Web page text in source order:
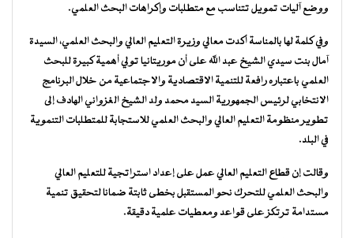
ووضع آليات تمويل تتناسب مع متطلبات وإكراهات البحث العلمي.
وفي كلمة لها بالمناسة أكدت معالي وزيرة التعليم العالي والبحث العلمي، السيدة
آمال بنت سيدي الشيخ عبد الله على أن موريتانيا تولي أهمية كبيرة للبحث
العلمي باعتباره رافعة للتنمية الاقتصادية والاجتماعية من خلال البرنامج
الانتخابي لرئيس الجمهورية السيد محمد ولد الشيخ الغزواني الهادف إلى
تطوير منظومة التعليم العالي والبحث العلمي للاستجابة للمتطلبات التنموية
في البلد.
وقالت إن قطاع التعليم العالي عمل على إعداد استراتجية للتعليم العالي
والبحث العلمي للتحرك نحو المستقبل بخطى ثابتة ضمانا لتحقيق تنمية
مستدامة ترتكز على قواعد ومعطيات علمية دقيقة.